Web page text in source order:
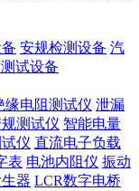
安规检测设备 汽
试设备
缘电阻测试仪 泄漏
测试仪 智能电量
仪 直流电子负载
表 电池内阻仪 振动
器 LCR数字电桥